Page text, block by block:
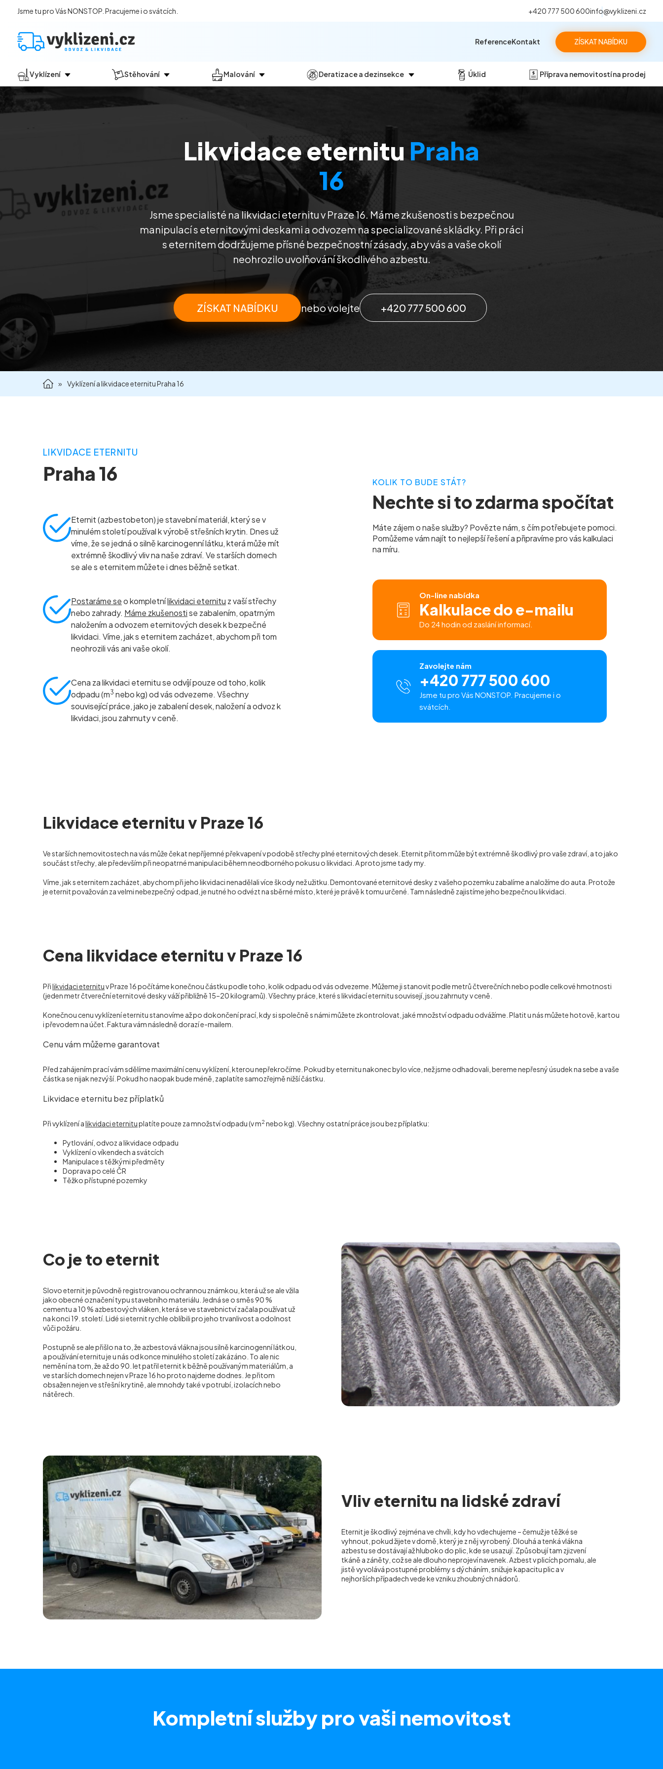
Jsme tu pro Vás NONSTOP. Pracujeme i o svátcích. +420 777 500 600info@vyklizeni.cz
ZÍSKAT NABÍDKU
Vyklízení
Jak vyklízení probíhá?
Vyklízení sklepů a garáží
Vyklízení zahrad
Stěhování Malování
Malování kanceláří
Malování komerčních prostor
Deratizace a dezinsekce
Dezinsekce
Úklid Příprava nemovitostí na prodej
ReferenceKontakt
Likvidace eternitu Praha
16
Jsme specialisté na likvidaci eternitu v Praze 16. Máme zkušenosti s bezpečnou
manipulací s eternitovými deskami a odvozem na specializované skládky. Při práci
s eternitem dodržujeme přísné bezpečnostní zásady, aby vás a vaše okolí
neohrozilo uvolňování škodlivého azbestu.
ZÍSKAT NABÍDKU nebo volejte +420 777 500 600
» Vyklízení a likvidace eternitu Praha 16
LIKVIDACE ETERNITU
Praha 16
Eternit (azbestobeton) je stavební materiál, který se v
minulém století používal k výrobě střešních krytin. Dnes už
víme, že se jedná o silně karcinogenní látku, která může mít
extrémně škodlivý vliv na naše zdraví. Ve starších domech
se ale s eternitem můžete i dnes běžně setkat.
Postaráme seo kompletnílikvidaci eternitu z vaší střechy
nebo zahrady. Máme zkušenostise zabalením, opatrným
naložením a odvozem eternitových desek k bezpečné
likvidaci. Víme, jak s eternitem zacházet, abychom při tom
neohrozili vás ani vaše okolí.
Cena za likvidaci eternitu se odvíjí pouze od toho, kolik
odpadu (m3 nebo kg) od vás odvezeme. Všechny
související práce, jako je zabalení desek, naložení a odvoz k
likvidaci, jsou zahrnuty v ceně.
KOLIK TO BUDE STÁT?
Nechte si to zdarma spočítat
Máte zájem o naše služby? Povězte nám, s čím potřebujete pomoci.
Pomůžeme vám najít to nejlepší řešení a připravíme pro vás kalkulaci
na míru.
On-line nabídka
Kalkulace do e-mailu
Do 24 hodin od zaslání informací.
Zavolejte nám
+420 777 500 600
Jsme tu pro Vás NONSTOP. Pracujeme i o
svátcích.
Likvidace eternitu v Praze 16
Ve starších nemovitostech na vás může čekat nepříjemné překvapení v podobě střechy plné eternitových desek. Eternit přitom může být extrémně škodlivý pro vaše zdraví, a to jako
součást střechy, ale především při neopatrné manipulaci během neodborného pokusu o likvidaci. A proto jsme tady my.
Víme, jak s eternitem zacházet, abychom při jeho likvidaci nenadělali více škody než užitku. Demontované eternitové desky z vašeho pozemku zabalíme a naložíme do auta. Protože
je eternit považován za velmi nebezpečný odpad, je nutné ho odvézt na sběrné místo, které je právě k tomu určené. Tam následně zajistíme jeho bezpečnou likvidaci.
Cena likvidace eternitu v Praze 16
Přilikvidaci eternituv Praze 16 počítáme konečnou částku podle toho, kolik odpadu od vás odvezeme. Můžeme ji stanovit podle metrů čtverečních nebo podle celkové hmotnosti
(jeden metr čtvereční eternitové desky váží přibližně 15–20 kilogramů). Všechny práce, které s likvidací eternitu souvisejí, jsou zahrnuty v ceně.
Konečnou cenu vyklízení eternitu stanovíme až po dokončení prací, kdy si společně s námi můžete zkontrolovat, jaké množství odpadu odvážíme. Platit u nás můžete hotově, kartou
i převodem na účet. Faktura vám následně dorazí e-mailem.
Cenu vám můžeme garantovat
Před zahájením prací vám sdělíme maximální cenu vyklízení, kterou nepřekročíme. Pokud by eternitu nakonec bylo více, než jsme odhadovali, bereme nepřesný úsudek na sebe a vaše
částka se nijak nezvýší. Pokud ho naopak bude méně, zaplatíte samozřejmě nižší částku.
Likvidace eternitu bez příplatků
Při vyklízení alikvidaci eternituplatíte pouze za množství odpadu (v m2 nebo kg). Všechny ostatní práce jsou bez příplatku:
Pytlování, odvoz a likvidace odpadu
Vyklízení o víkendech a svátcích
Manipulace s těžkými předměty
Doprava po celé ČR
Těžko přístupné pozemky
Co je to eternit
Slovo eternit je původně registrovanou ochrannou známkou, která už se ale vžila
jako obecné označení typu stavebního materiálu. Jedná se o směs 90 %
cementu a 10 % azbestových vláken, která se ve stavebnictví začala používat už
na konci 19. století. Lidé si eternit rychle oblíbili pro jeho trvanlivost a odolnost
vůči požáru.
Postupně se ale přišlo na to, že azbestová vlákna jsou silně karcinogenní látkou,
a používání eternitu je u nás od konce minulého století zakázáno. To ale nic
nemění na tom, že až do 90. let patřil eternit k běžně používaným materiálům, a
ve starších domech nejen v Praze 16 ho proto najdeme dodnes. Je přitom
obsažen nejen ve střešní krytině, ale mnohdy také v potrubí, izolacích nebo
nátěrech.
Vliv eternitu na lidské zdraví
Eternit je škodlivý zejména ve chvíli, kdy ho vdechujeme – čemuž je těžké se
vyhnout, pokud žijete v domě, který je z něj vyrobený. Dlouhá a tenká vlákna
azbestu se dostávají až hluboko do plic, kde se usazují. Způsobují tam zjizvení
tkáně a záněty, což se ale dlouho neprojeví navenek. Azbest v plicích pomalu, ale
jistě vyvolává postupné problémy s dýcháním, snižuje kapacitu plic a v
nejhorších případech vede ke vzniku zhoubných nádorů.
Kompletní službypro vaši nemovitost